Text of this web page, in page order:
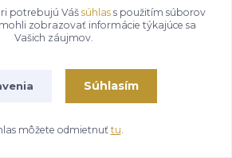
Pridať do košíka
potrebujú Váš súhlass použitím súborov
zobrazovať informácie týkajúce sa
Vašich záujmov.
Súhlasím
môžete odmietnuť tu